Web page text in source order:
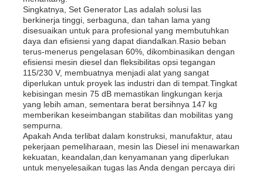
Genset Inverter
Set Generator Portable
set generator industri
Genset Digital
Open Frame Generator
Singkatnya, Set Generator Las adalah solusi las
berkinerja tinggi, serbaguna, dan tahan lama yang
disesuaikan untuk para profesional yang membutuhkan
daya dan efisiensi yang dapat diandalkan.Rasio beban
terus-menerus pengelasan 60%, dikombinasikan dengan
efisiensi mesin diesel dan fleksibilitas opsi tegangan
115/230 V, membuatnya menjadi alat yang sangat
diperlukan untuk proyek las industri dan di tempat.Tingkat
kebisingan mesin 75 dB memastikan lingkungan kerja
yang lebih aman, sementara berat bersihnya 147 kg
memberikan keseimbangan stabilitas dan mobilitas yang
sempurna.
Apakah Anda terlibat dalam konstruksi, manufaktur, atau
pekerjaan pemeliharaan, mesin las Diesel ini menawarkan
kekuatan, keandalan,dan kenyamanan yang diperlukan
untuk menyelesaikan tugas las Anda dengan percaya diri